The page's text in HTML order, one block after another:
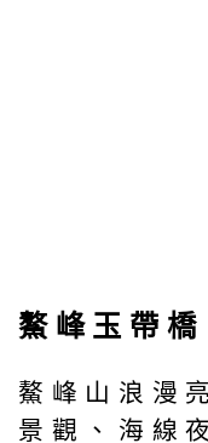
鰲峰玉帶橋
鰲峰山浪漫
景觀、海線